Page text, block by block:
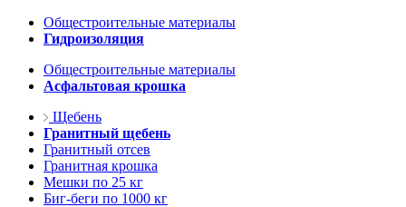
Общестроительные материалы
Гидроизоляция
Общестроительные материалы
Асфальтовая крошка
Щебень
Гранитный щебень
Гранитный отсев
Гранитная крошка
Мешки по 25 кг
Биг-беги по 1000 кг